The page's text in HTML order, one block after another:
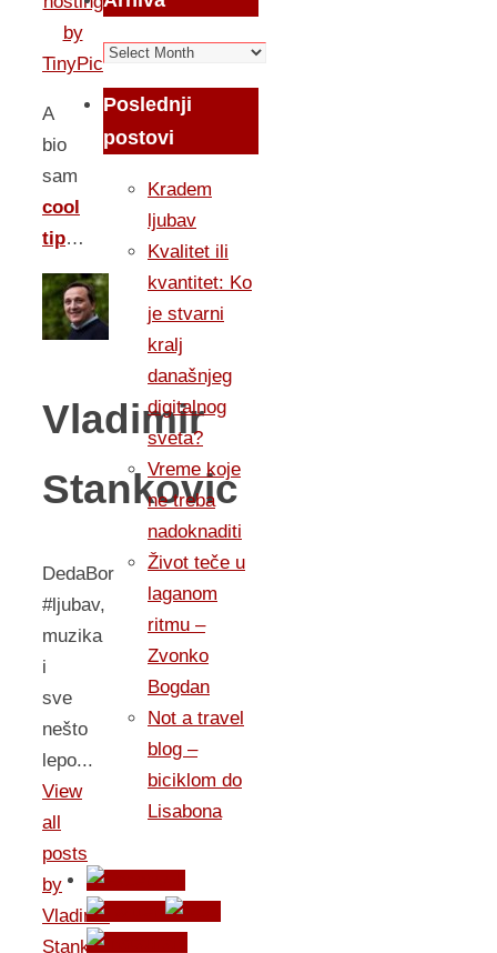
A
bio
sam
cool
tip…
Vladimir
Stankovic
DedaBor
#ljubav,
muzika
i
sve
nešto
lepo...
View
all
posts
by
Vladimir
Stankovic
Arhiva
Poslednji
postovi
Kradem
ljubav
Kvalitet ili
kvantitet: Ko
je stvarni
kralj
današnjeg
digitalnog
sveta?
Vreme koje
ne treba
nadoknaditi
Život teče u
laganom
ritmu –
Zvonko
Bogdan
Not a travel
blog –
biciklom do
Lisabona